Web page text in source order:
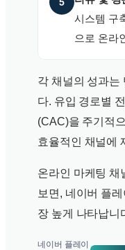
시스템 구
으로 온라
각 채널의 성과는
다. 유입 경로별
(CAC)을 주기적
효율적인 채널에
온라인 마케팅 채
보면, 네이버 플
장 높게 나타납니
네이버 플레이